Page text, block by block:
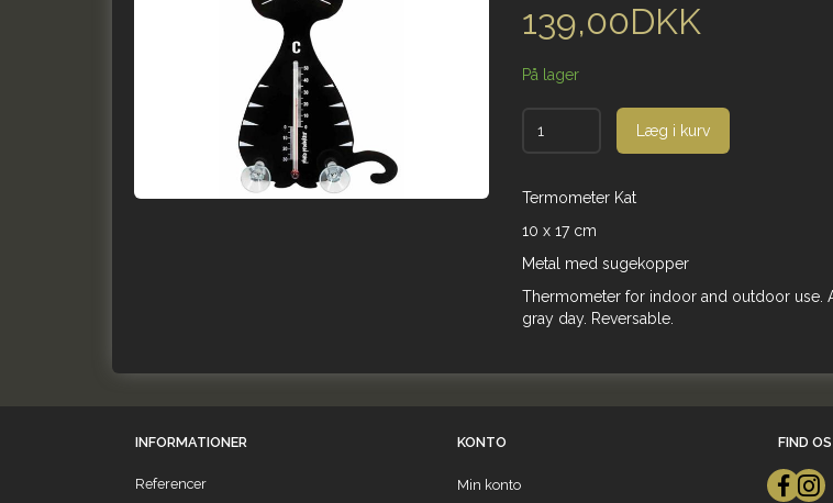
139,00DKK
På lager
Læg i kurv
Termometer Kat
10 x 17 cm
Metal med sugekopper
Thermometer for indoor and outdoor use.
gray day. Reversable.
INFORMATIONER
Referencer
KONTO
Min konto
FIND